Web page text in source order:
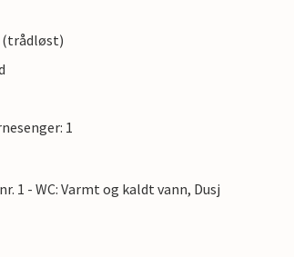
1
1 - WC: Varmt og kaldt vann, Dusj